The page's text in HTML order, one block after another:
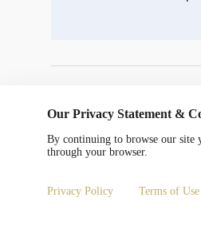
© China Radio
Our Privacy Statement &
By continuing to browse our site
through your browser.
Privacy Policy Terms of Use